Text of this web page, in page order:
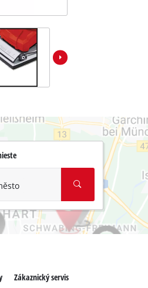
Zákaznický servis